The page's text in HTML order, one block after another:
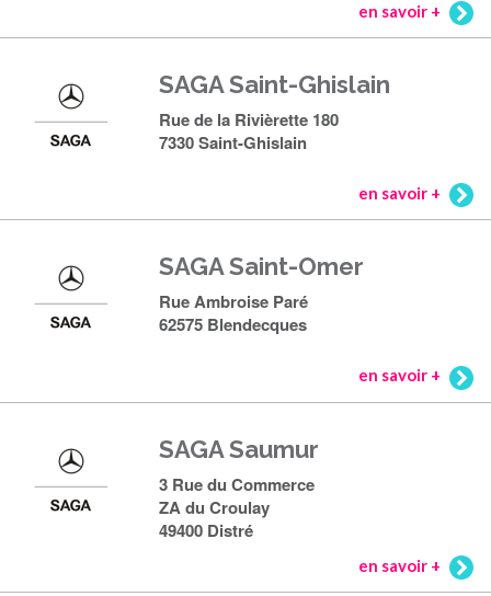
en savoir +
SAGA Saint-Ghislain
Rue de la Rivièrette 180
7330 Saint-Ghislain
en savoir +
SAGA Saint-Omer
Rue Ambroise Paré
62575 Blendecques
en savoir +
SAGA Saumur
3 Rue du Commerce
ZA du Croulay
49400 Distré
en savoir +